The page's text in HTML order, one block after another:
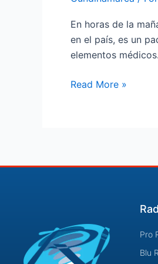
En horas de la
en el país, es un
elementos
Read More »
Pro
Blu